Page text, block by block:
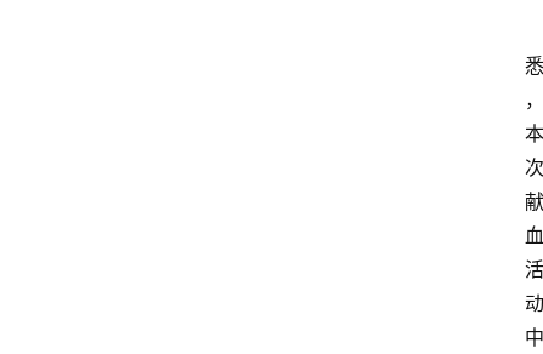
悉
，
本
次
献
血
活
动
中